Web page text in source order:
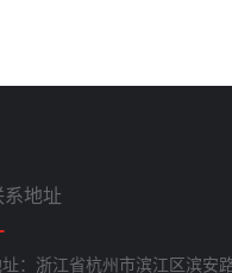
系地址
：浙江省杭州市滨江区滨安